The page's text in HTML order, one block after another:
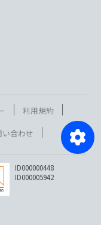
利用規約
い合わせ
ID000000448
ID000005942